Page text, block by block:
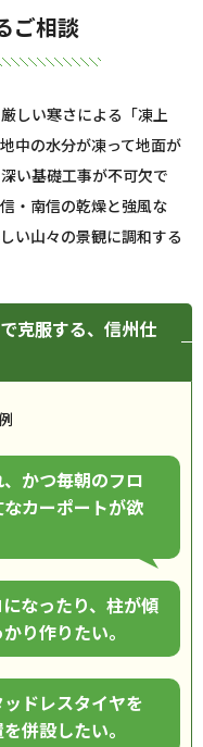
ご相談
しい寒さによる「凍上
中の水分が凍って地面が
い基礎工事が不可欠で
・南信の乾燥と強風な
い山々の景観に調和する
克服する、信州仕
かつ毎朝のフロ
カーポートが欲
なったり、柱が傾
り作りたい。
ドレスタイヤを
併設したい。